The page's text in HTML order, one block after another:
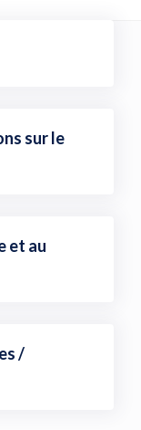
sur le
et au
/